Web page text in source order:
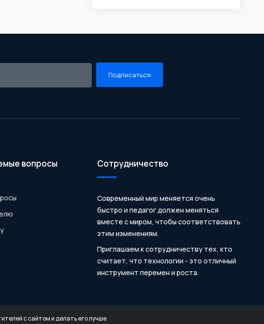
Подписаться
вопросы Сотрудничество
Современный мир меняется очень
быстро и педагог должен меняться
вместе с миром, чтобы соответствовать
этим изменениям.
Приглашаем к сотрудничеству тех, кто
считает, что технологии - это отличный
инструмент перемен и роста.
с сайтом и делать его лучше.